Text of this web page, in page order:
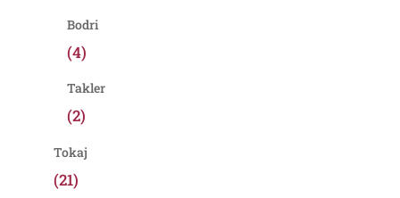
Bodri
(4)
Takler
(2)
Tokaj
(21)